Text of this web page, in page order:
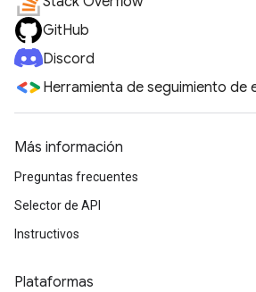
GitHub
Discord
Herramienta de seguimiento de
Más información
Preguntas frecuentes
Selector de API
Instructivos
Plataformas